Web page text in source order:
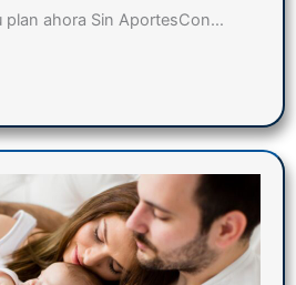
plan ahora Sin AportesCon…